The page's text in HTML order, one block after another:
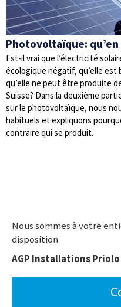
Photovoltaïque:
Est-il vrai que l’électricité
écologique négatif, qu’elle
qu’elle ne peut être produite
Suisse? Dans la deuxième
sur le photovoltaïque, nous
habituels et expliquons
contraire qui se produit.
Nous sommes à votre
disposition
AGP Installations Priolo